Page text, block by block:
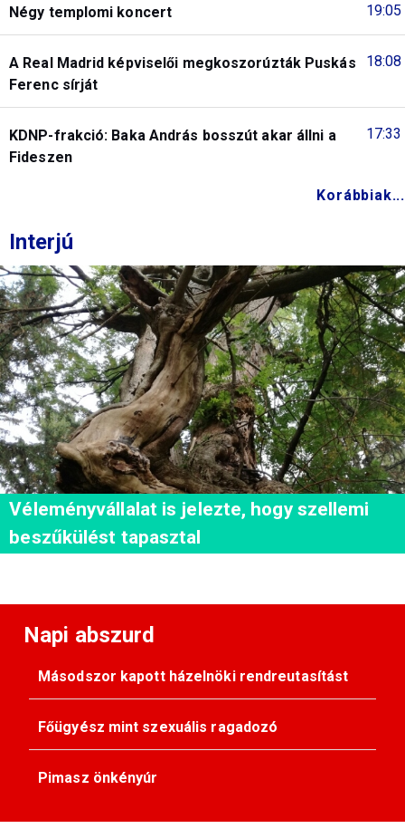
19:05
Négy templomi koncert
18:08
A Real Madrid képviselői megkoszorúzták Puskás
Ferenc sírját
17:33
KDNP-frakció: Baka András bosszút akar állni a
Fideszen
Korábbiak...
Interjú
Véleményvállalat is jelezte, hogy szellemi
beszűkülést tapasztal
Napi abszurd
Másodszor kapott házelnöki rendreutasítást
Főügyész mint szexuális ragadozó
Pimasz önkényúr